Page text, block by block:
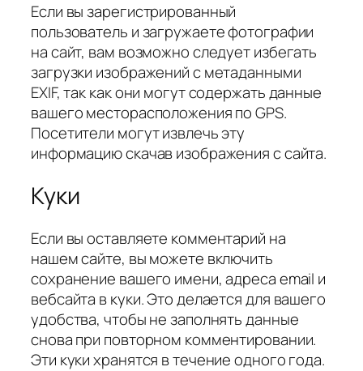
Если вы зарегистрированный
пользователь и загружаете фотографии
на сайт, вам возможно следует избегать
загрузки изображений с метаданными
EXIF, так как они могут содержать данные
вашего месторасположения по GPS.
Посетители могут извлечь эту
информацию скачав изображения с сайта.
Куки
Если вы оставляете комментарий на
нашем сайте, вы можете включить
сохранение вашего имени, адреса email и
вебсайта в куки. Это делается для вашего
удобства, чтобы не заполнять данные
снова при повторном комментировании.
Эти куки хранятся в течение одного года.